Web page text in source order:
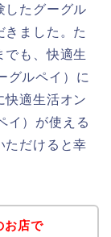
したグーグル
きました。た
でも、快適生
グルペイ）に
快適生活オン
イ）が使える
ただけると幸
お店で